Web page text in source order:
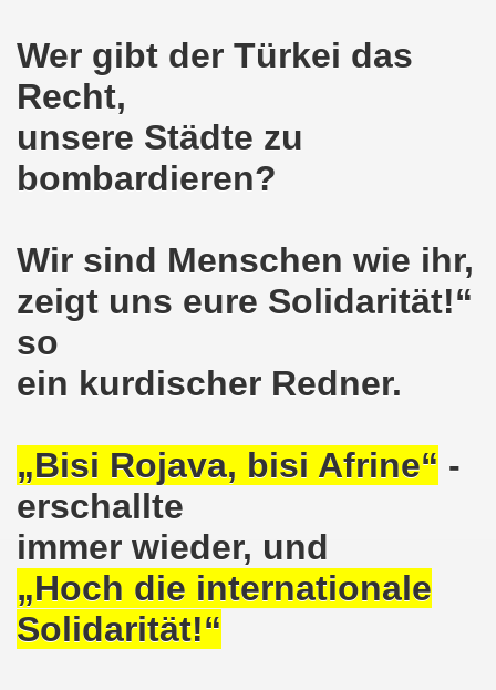
Wer gibt der Türkei das
Recht,
unsere Städte zu
bombardieren?
Wir sind Menschen wie ihr,
zeigt uns eure Solidarität!“
so
ein kurdischer Redner.
„Bisi Rojava, bisi Afrine“ -
erschallte
immer wieder, und
„Hoch die internationale
Solidarität!“
Bewegung am 17.05.2021 setzt Zeichen der Solidarität
am 12.04.2021: Klare Kante gegen Corona-
als einer der Schwerpunkt-Themen am 12.04.2021 der
Bewegung am 29.03.2021 steht konsequent
sendet kämpferische Grüße am 08.03.2021 zum
bei Eiseskälte gegen die katastrophale Flüchtlings-
Montagsdemo-Bewegung am 15. Februar 2021
Montagsdemo-Bewegung am 11. Januar 2021
Bewegung am 23.11.2020 zum heißen Eisen Corona
Bewegung am 02.11.2020 - auf der Straße gegen das